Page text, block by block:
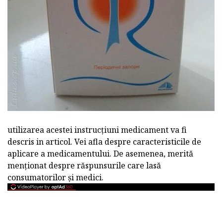
utilizarea acestei instrucțiuni medicament va fi
descris in articol. Vei afla despre caracteristicile de
aplicare a medicamentului. De asemenea, merită
menționat despre răspunsurile care lasă
consumatorilor și medici.